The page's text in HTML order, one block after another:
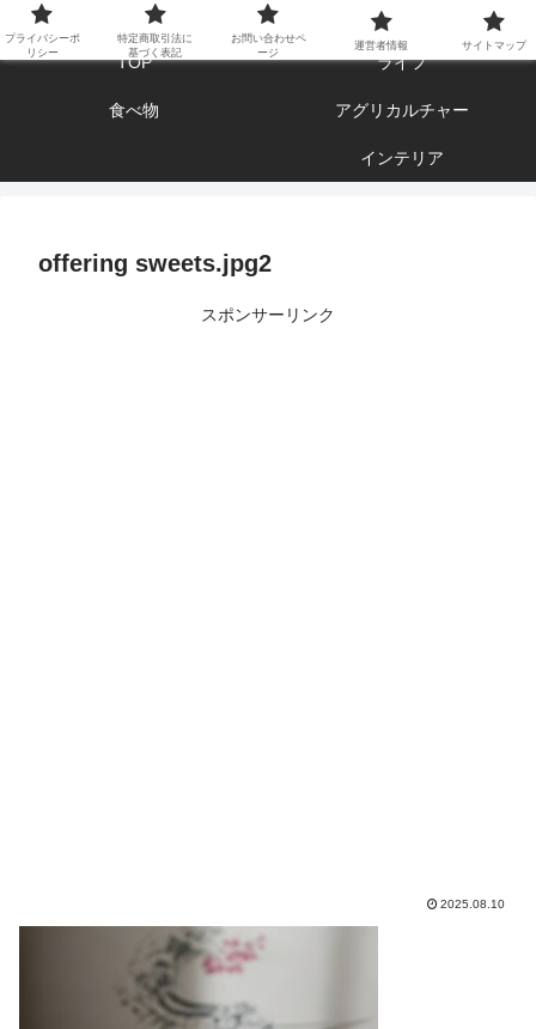
エンジョイ ブログライフ
TOP ライフ
食べ物 アグリカルチャー
インテリア
offering sweets.jpg2
スポンサーリンク
2025.08.10
プライバシーポ
リシー
特定商取引法に
基づく表記
お問い合わせペ
ージ
運営者情報 サイトマップ